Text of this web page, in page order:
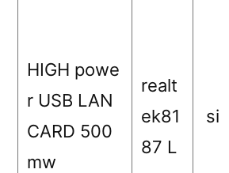
HIGH powe
r USB LAN
CARD 500
mw
realt
ek81
87 L
si